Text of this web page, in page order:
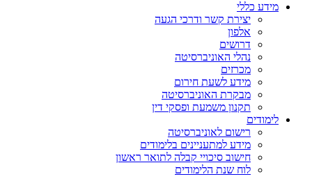
מידע כללי
יצירת קשר ודרכי הגעה
אלפון
דרושים
נהלי האוניברסיטה
מכרזים
מידע לשעת חירום
מבקרת האוניברסיטה
תקנון משמעת ופסקי דין
לימודים
רישום לאוניברסיטה
מידע למתעניינים בלימודים
חישוב סיכויי קבלה לתואר ראשון
לוח שנת הלימודים